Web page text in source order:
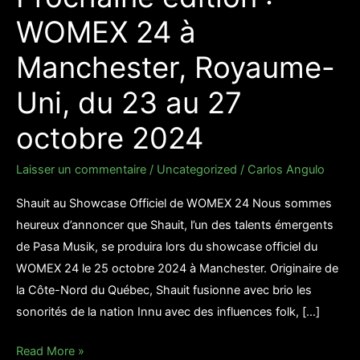
WOMEX 24 à
Manchester, Royaume-
Uni, du 23 au 27
octobre 2024
Laisser un commentaire / Uncategorized / Carlos Angulo
Shauit au Showcase Officiel de WOMEX 24 Nous sommes
heureux d’annoncer que Shauit, l’un des talents émergents
de Pasa Musik, se produira lors du showcase officiel du
WOMEX 24 le 25 octobre 2024 à Manchester. Originaire de
la Côte-Nord du Québec, Shauit fusionne avec brio les
sonorités de la nation Innu avec des influences folk, […]
Read More »